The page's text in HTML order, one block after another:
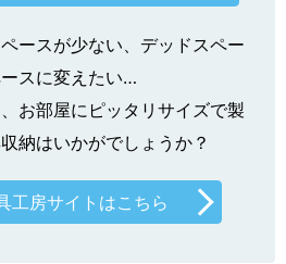
ースが少ない、デッドスペー
スに変えたい…
お部屋にピッタリサイズで製
納はいかがでしょうか？
工房サイトはこちら